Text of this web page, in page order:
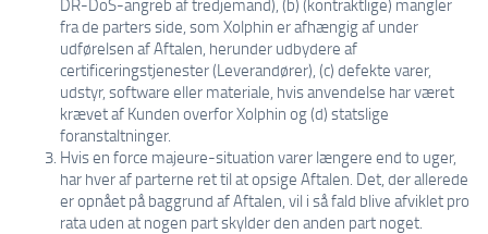
DR-DoS-angreb af tredjemand), (b) (kontraktlige) mangler
fra de parters side, som Xolphin er afhængig af under
udførelsen af Aftalen, herunder udbydere af
certificeringstjenester (Leverandører), (c) defekte varer,
udstyr, software eller materiale, hvis anvendelse har været
krævet af Kunden overfor Xolphin og (d) statslige
foranstaltninger.
Hvis en force majeure-situation varer længere end to uger,
har hver af parterne ret til at opsige Aftalen. Det, der allerede
er opnået på baggrund af Aftalen, vil i så fald blive afviklet pro
rata uden at nogen part skylder den anden part noget.